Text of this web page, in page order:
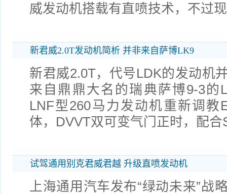
威发动机搭载有直喷技术，不过
新君威2.0T发动机简析 并非来自萨博LK9
新君威2.0T，代号LDK的发动机
来自鼎鼎大名的瑞典萨博9-3的
LNF型260马力发动机重新调教
体，DVVT双可变气门正时，配合
试驾通用别克君威君越 升级直喷发动机
上海通用汽车发布“绿动未来”战